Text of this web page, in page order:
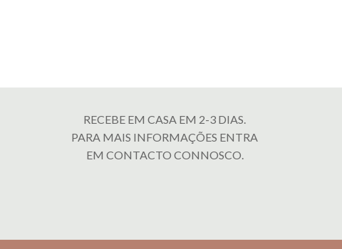
RECEBE EM CASA EM 2-3 DIAS.
PARA MAIS INFORMAÇÕES ENTRA
EM CONTACTO CONNOSCO.